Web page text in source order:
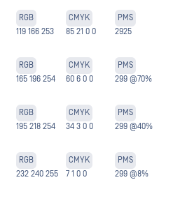
RGB
119 166 253
CMYK
85 21 0 0
PMS
2925
RGB
165 196 254
CMYK
60 6 0 0
PMS
299 @70%
RGB
195 218 254
CMYK
34 3 0 0
PMS
299 @40%
RGB
232 240 255
CMYK
7 1 0 0
PMS
299 @8%